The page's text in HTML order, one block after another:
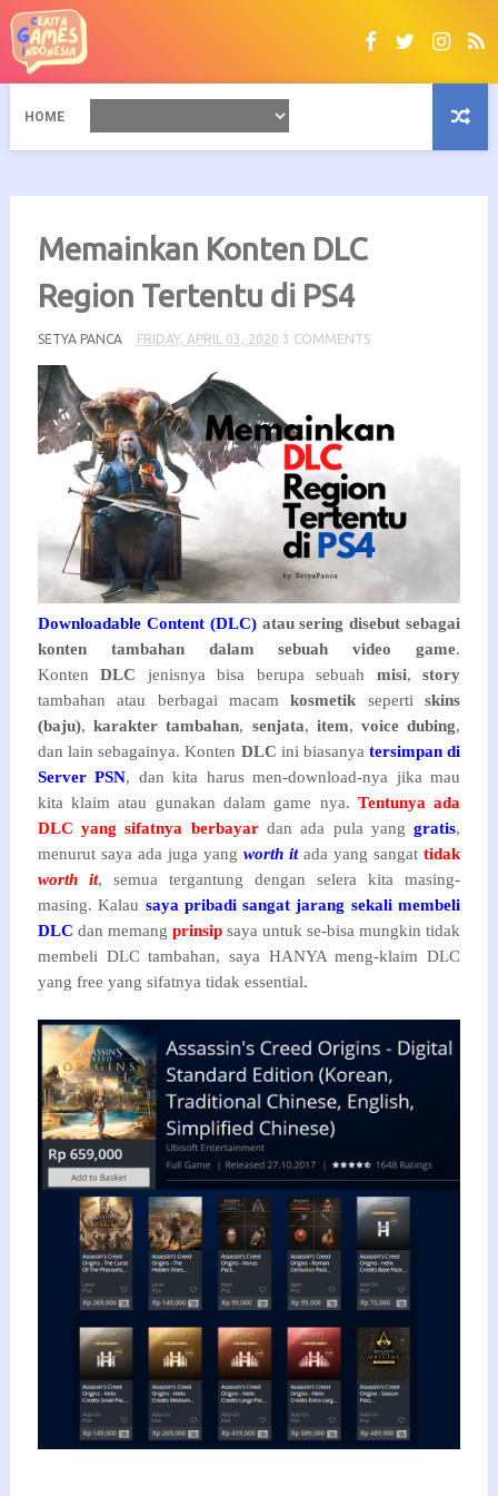
HOME
Memainkan Konten DLC
Region Tertentu di PS4
SETYA PANCA FRIDAY, APRIL 03, 2020 3 COMMENTS
Downloadable Content (DLC) atau sering disebut sebagai
konten tambahan dalam sebuah video game.
KontenDLC jenisnya bisa berupa sebuah misi,story
tambahan atau berbagai macamkosmetik sepertiskins
(baju),karakter tambahan, senjata, item, voice dubing,
dan lain sebagainya. Konten DLC ini biasanya tersimpan di
Server PSN, dan kita harus men-download-nya jika mau
kita klaim atau gunakan dalam game nya. Tentunya ada
DLC yang sifatnya berbayardan ada pula yanggratis,
menurut saya ada juga yang worth itada yang sangattidak
worth it, semua tergantung dengan selera kita masing-
masing. Kalau saya pribadi sangat jarang sekali membeli
DLC dan memang prinsipsaya untuk se-bisa mungkin tidak
membeli DLC tambahan, saya HANYA meng-klaim DLC
yang free yang sifatnya tidak essential.